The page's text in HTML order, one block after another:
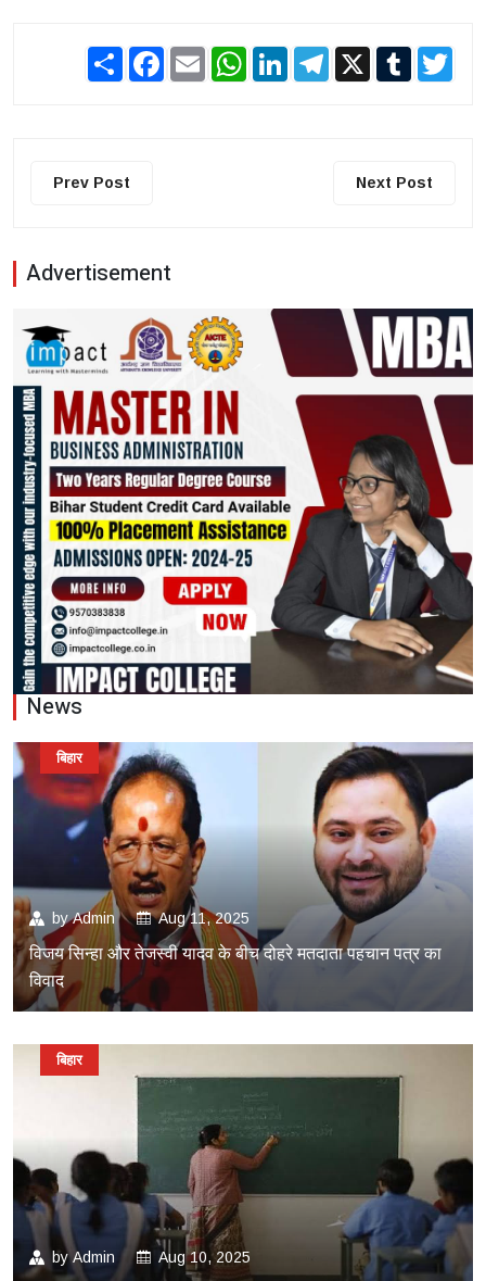
Share Facebook
Email WhatsAppLinkedInTelegram
X Tumblr
Prev Post Next Post
Advertisement
News
byAdmin Aug 11, 2025
विजय सिन्हा और तेजस्वी यादव के बीच दोहरे मतदाता पहचान पत्र का
विवाद
बिहार
byAdmin Aug 10, 2025
बिहार